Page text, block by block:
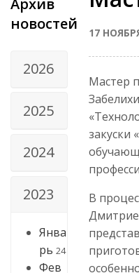
Архив
новостей
2026
2025
2024
2023
Янва
рь 24
Фев
17
Мастер
закуски
В